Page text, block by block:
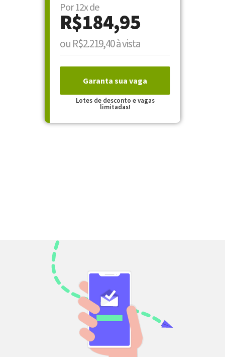
Por 12x de
R$184,95
ou R$2.219,40 à vista
Garanta sua vaga
Lotes de desconto e vagas
limitadas!